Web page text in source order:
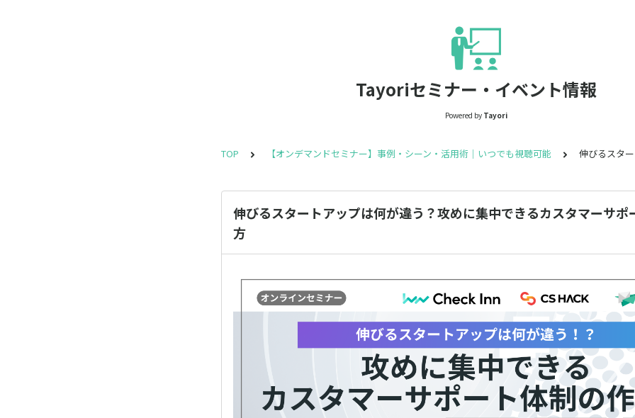
Tayoriセミナー・イベント情報
Powered by Tayori
TOP 【オンデマンドセミナー】事例・シーン・活用術｜いつでも視聴可能 伸びるスタ
伸びるスタートアップは何が違う？攻めに集中できるカスタマーサポ
方